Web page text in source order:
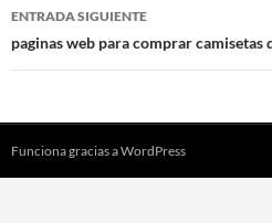
ENTRADA SIGUIENTE
paginas web para comprar camisetas
Funciona gracias a WordPress